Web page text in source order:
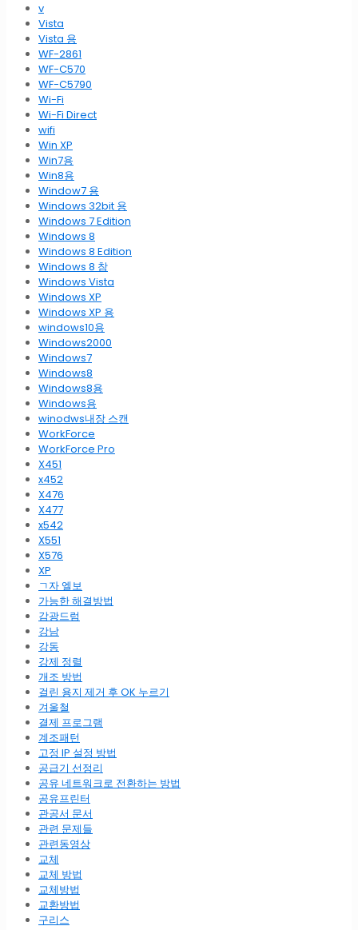
v
Vista
Vista 용
WF-2861
WF-C570
WF-C5790
Wi-Fi
Wi-Fi Direct
wifi
Win XP
Win7용
Win8용
Window7 용
Windows 32bit 용
Windows 7 Edition
Windows 8
Windows 8 Edition
Windows 8 참
Windows Vista
Windows XP
Windows XP 용
windows10용
Windows2000
Windows7
Windows8
Windows8용
Windows용
winodws내장 스캔
WorkForce
WorkForce Pro
X451
x452
X476
X477
x542
X551
X576
XP
ㄱ자 엘보
가능한 해결방법
감광드럼
강남
강동
강제 정렬
개조 방법
걸린 용지 제거 후 OK 누르기
겨울철
결제 프로그램
계조패턴
고정 IP 설정 방법
공급기 선정리
공유 네트워크로 전환하는 방법
공유프린터
관공서 문서
관련 문제들
관련동영상
교체
교체 방법
교체방법
교환방법
구리스